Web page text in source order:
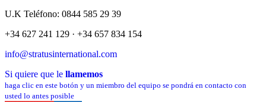
U.K Teléfono: 0844 585 29 39
+34 627 241 129 · +34 657 834 154
info@stratusinternational.com
Si quiere que le llamemos
haga clic en este botón y un miembro del equipo se pondrá en contacto con
usted lo antes posible